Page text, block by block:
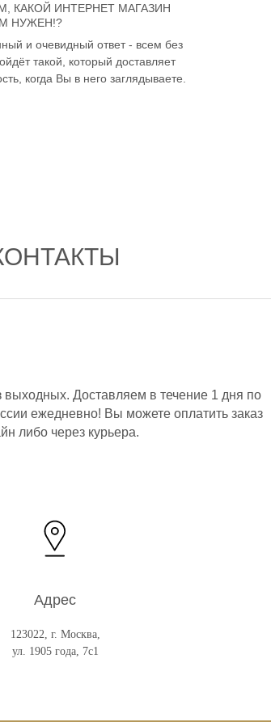
КАКОЙ ИНТЕРНЕТ МАГАЗИН
НУЖЕН!?
и очевидный ответ - всем без
такой, который доставляет
когда Вы в него заглядываете.
Доставляем в течение 1 дня по
ежедневно! Вы можете оплатить заказ
либо через курьера.
Адрес
123022, г. Москва,
ул. 1905 года, 7с1